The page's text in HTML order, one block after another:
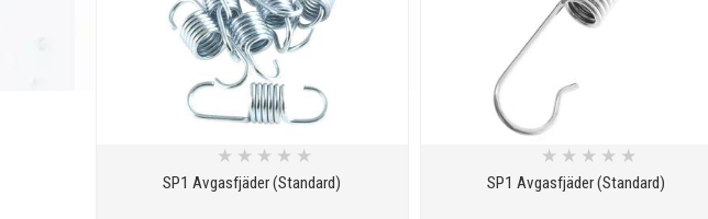
SP1 Avgasfjäder (Standard)
★ ★ ★ ★ ★
SP1 Avgasfjäder (Standard)
★ ★ ★ ★ ★